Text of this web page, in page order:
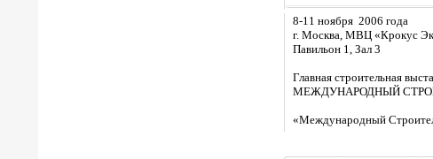
8-11 ноября 2006 года
г. Москва, МВЦ «Крокус
Павильон 1, Зал 3
Главная строительная
МЕЖДУНАРОДНЫЙ
«Международный